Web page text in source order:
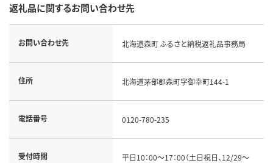
返礼品に関するお問い合わせ先
お問い合わせ先 北海道森町 ふるさと納税返礼品事務局
住所 北海道茅部郡森町字御幸町144-1
電話番号 0120-780-235
受付時間
平日10：00～17：00（土日祝日、12/29～